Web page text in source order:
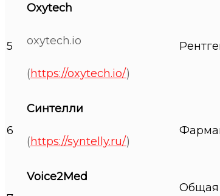
5
Oxytech
oxytech.io
(https://oxytech.io/)
6
Синтелли
(https://syntelly.ru/)
Voice2Med
Общая